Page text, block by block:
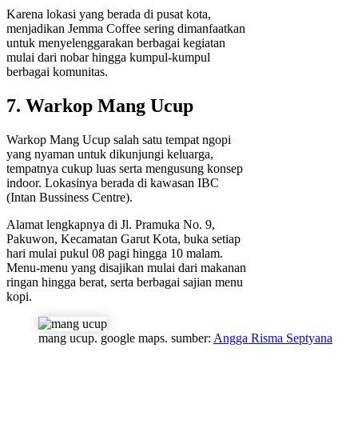
Karena lokasi yang berada di pusat kota,
menjadikan Jemma Coffee sering dimanfaatkan
untuk menyelenggarakan berbagai kegiatan
mulai dari nobar hingga kumpul-kumpul
berbagai komunitas.
7. Warkop Mang Ucup
Warkop Mang Ucup salah satu tempat ngopi
yang nyaman untuk dikunjungi keluarga,
tempatnya cukup luas serta mengusung konsep
indoor. Lokasinya berada di kawasan IBC
(Intan Bussiness Centre).
Alamat lengkapnya di Jl. Pramuka No. 9,
Pakuwon, Kecamatan Garut Kota, buka setiap
hari mulai pukul 08 pagi hingga 10 malam.
Menu-menu yang disajikan mulai dari makanan
ringan hingga berat, serta berbagai sajian menu
kopi.
mang ucup. google maps. sumber: Angga Risma Septyana